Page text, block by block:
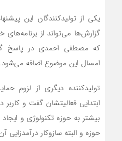
یکی از تولیدکنندگان این
گزارش‌ها می‌تواند از برنامه‌های
که مصطفی احمدی در پاسخ
امسال این موضوع اضافه می‌شود.
تولیدکننده دیگری از لزوم
ابتدایی فعالیتشان گفت و
بیشتر به حوزه تکنولوژی و
حوزه و البته سازوکار